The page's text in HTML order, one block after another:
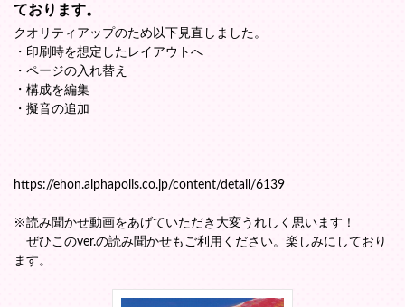
ております。
クオリティアップのため以下見直しました。
・印刷時を想定したレイアウトへ
・ページの入れ替え
・構成を編集
・擬音の追加
https://ehon.alphapolis.co.jp/content/detail/6139
※読み聞かせ動画をあげていただき大変うれしく思います！
ぜひこのver.の読み聞かせもご利用ください。楽しみにしており
ます。